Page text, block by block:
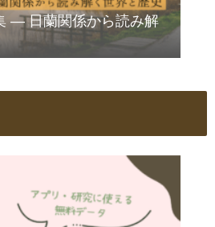
― 日蘭関係から読み解